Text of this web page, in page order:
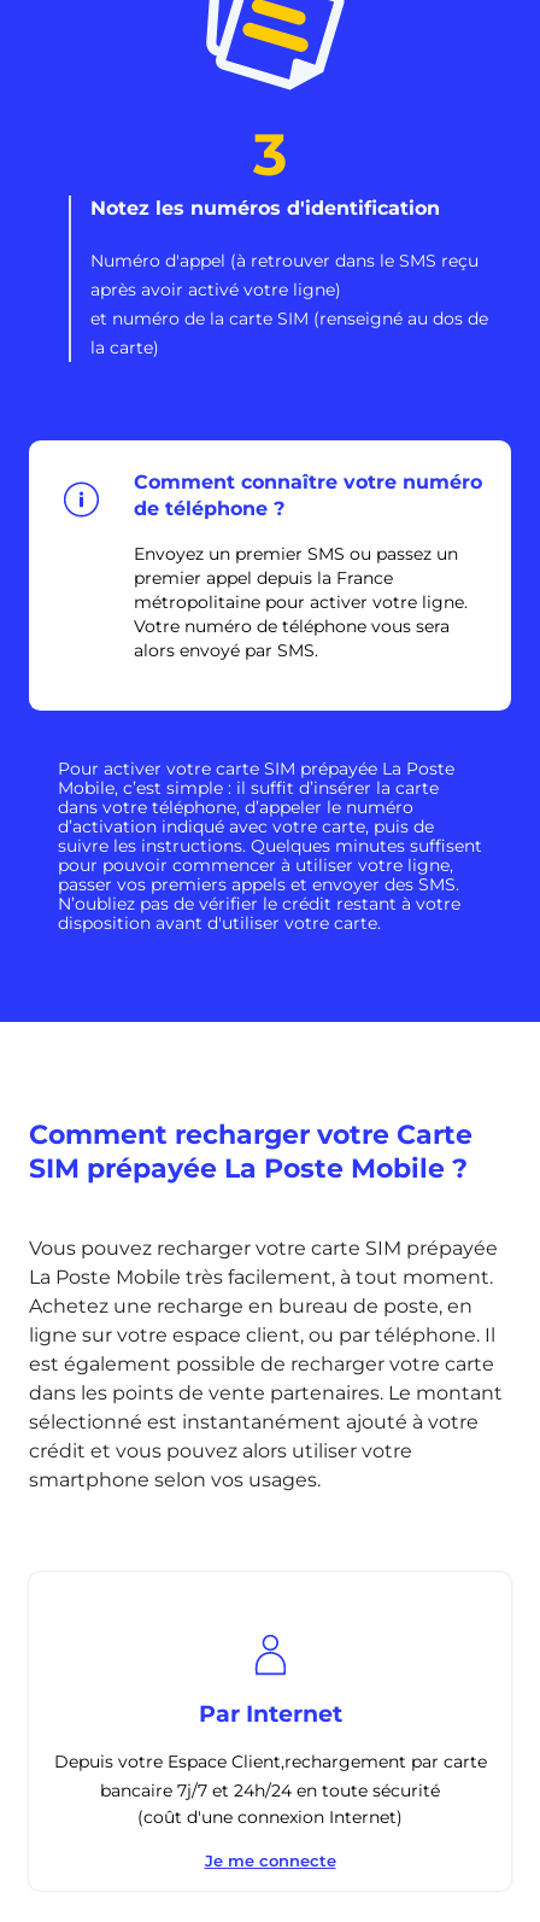
3
Notez les numéros d'identification
Numéro d'appel (à retrouver dans le SMS reçu
après avoir activé votre ligne)
et numéro de la carte SIM (renseigné au dos de
la carte)
Comment connaître votre numéro
de téléphone ?
Envoyez un premier SMS ou passez un
premier appel depuis la France
métropolitaine pour activer votre ligne.
Votre numéro de téléphone vous sera
alors envoyé par SMS.
Pour activer votre carte SIM prépayée La Poste
Mobile, c’est simple : il suffit d’insérer la carte
dans votre téléphone, d’appeler le numéro
d’activation indiqué avec votre carte, puis de
suivre les instructions. Quelques minutes suffisent
pour pouvoir commencer à utiliser votre ligne,
passer vos premiers appels et envoyer des SMS.
N’oubliez pas de vérifier le crédit restant à votre
disposition avant d'utiliser votre carte.
Comment recharger votre Carte
SIM prépayée La Poste Mobile ?
Vous pouvez recharger votre carte SIM prépayée
La Poste Mobile très facilement, à tout moment.
Achetez une recharge en bureau de poste, en
ligne sur votre espace client, ou par téléphone. Il
est également possible de recharger votre carte
dans les points de vente partenaires. Le montant
sélectionné est instantanément ajouté à votre
crédit et vous pouvez alors utiliser votre
smartphone selon vos usages.
Par Internet
Depuis votre Espace Client,rechargement par carte
bancaire 7j/7 et 24h/24 en toute sécurité
(coût d'une connexion Internet)
Je me connecte